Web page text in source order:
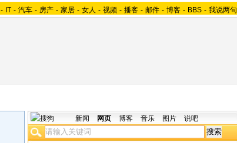
- IT - 汽车 - 房产 - 家居 - 女人 - 视频 - 播客 - 邮件 - 博客 - BBS - 我说两句
新闻 网页 博客 音乐 图片 说吧